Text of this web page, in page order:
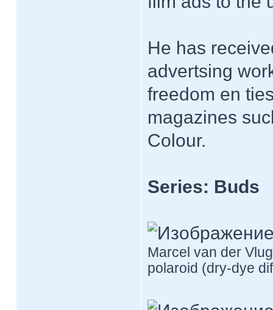
He has
advertsing
freedom en
magazines
Colour.
Series: Buds
Marcel van der
polaroid (dry-dye